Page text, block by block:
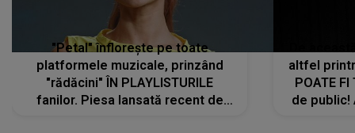
"Petal" înflorește pe toate
platformele muzicale, prinzând
"rădăcini" ÎN PLAYLISTURILE
fanilor. Piesa lansată recent de
altfel
POATE FI
de public!